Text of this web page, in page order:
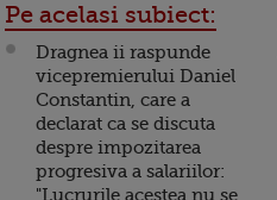
Pe acelasi subiect:
Dragnea ii raspunde
vicepremierului Daniel
Constantin, care a
declarat ca se discuta
despre impozitarea
progresiva a salariilor:
"Lucrurile acestea nu se